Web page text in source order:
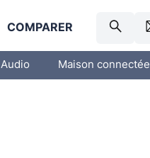
COMPARER
Audio Maison connectée